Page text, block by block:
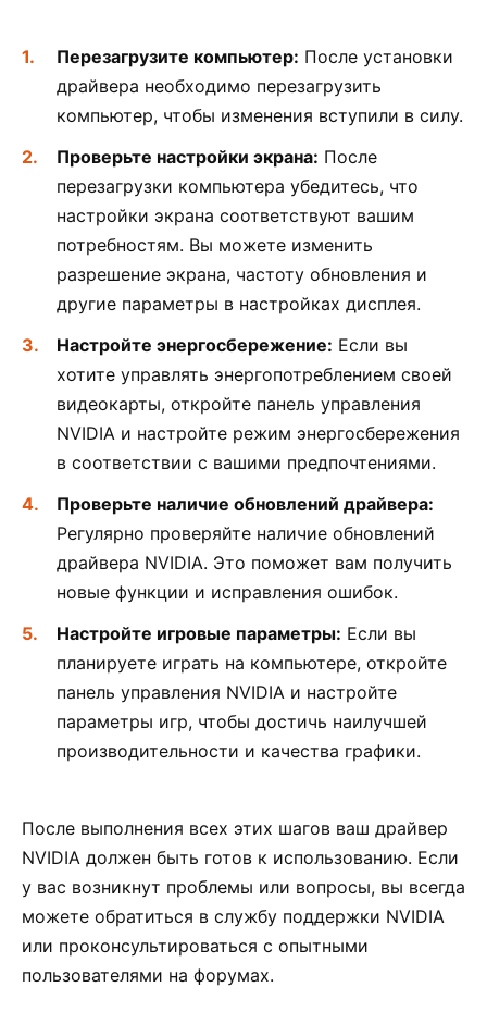
Перезагрузите компьютер: После установки
драйвера необходимо перезагрузить
компьютер, чтобы изменения вступили в силу.
Проверьте настройки экрана: После
перезагрузки компьютера убедитесь, что
настройки экрана соответствуют вашим
потребностям. Вы можете изменить
разрешение экрана, частоту обновления и
другие параметры в настройках дисплея.
Настройте энергосбережение: Если вы
хотите управлять энергопотреблением своей
видеокарты, откройте панель управления
NVIDIA и настройте режим энергосбережения
в соответствии с вашими предпочтениями.
Проверьте наличие обновлений драйвера:
Регулярно проверяйте наличие обновлений
драйвера NVIDIA. Это поможет вам получить
новые функции и исправления ошибок.
Настройте игровые параметры: Если вы
планируете играть на компьютере, откройте
панель управления NVIDIA и настройте
параметры игр, чтобы достичь наилучшей
производительности и качества графики.
После выполнения всех этих шагов ваш драйвер
NVIDIA должен быть готов к использованию. Если
у вас возникнут проблемы или вопросы, вы всегда
можете обратиться в службу поддержки NVIDIA
или проконсультироваться с опытными
пользователями на форумах.